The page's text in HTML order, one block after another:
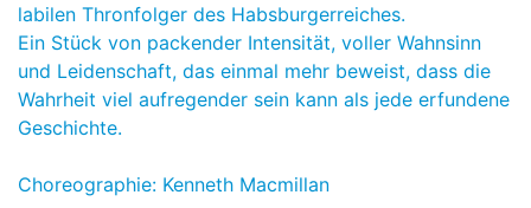
labilen Thronfolger des Habsburgerreiches.
Ein Stück von packender Intensität, voller Wahnsinn
und Leidenschaft, das einmal mehr beweist, dass die
Wahrheit viel aufregender sein kann als jede erfundene
Geschichte.
Choreographie: Kenneth Macmillan